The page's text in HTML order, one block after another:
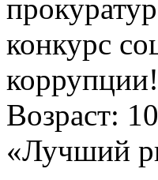
конкурс
Возраст:
«Лучший